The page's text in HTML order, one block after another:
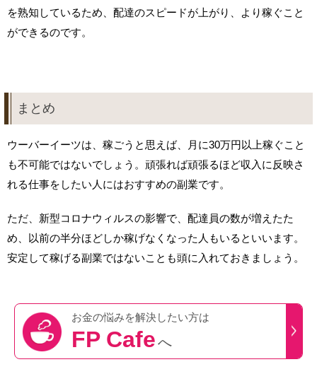
を熟知しているため、配達のスピードが上がり、より稼ぐこと
ができるのです。
まとめ
ウーバーイーツは、稼ごうと思えば、月に30万円以上稼ぐこと
も不可能ではないでしょう。頑張れば頑張るほど収入に反映さ
れる仕事をしたい人にはおすすめの副業です。
ただ、新型コロナウィルスの影響で、配達員の数が増えたた
め、以前の半分ほどしか稼げなくなった人もいるといいます。
安定して稼げる副業ではないことも頭に入れておきましょう。
お金の悩みを解決したい方は
FP Cafeへ